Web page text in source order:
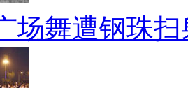
场舞遭钢珠扫